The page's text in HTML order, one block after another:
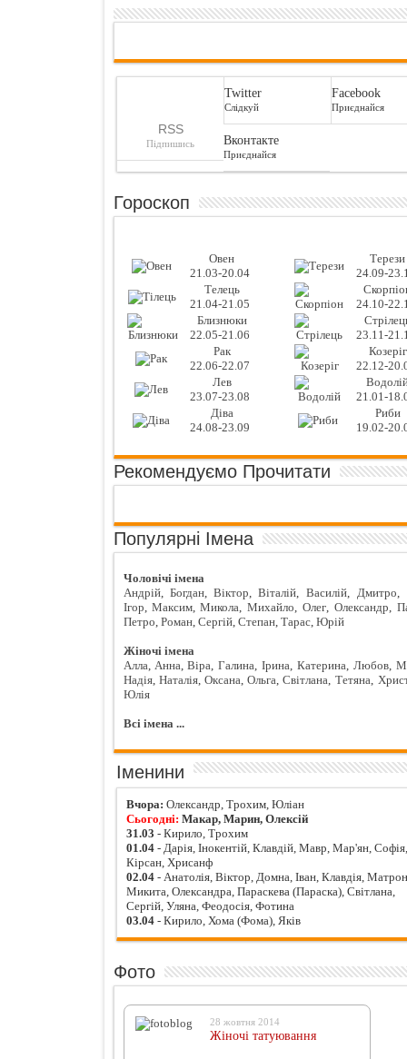
RSS
Підпишись
Twitter
Слідкуй
Facebook
Приєднайся
Вконтакте
Приєднайся
Гороскоп
Овен
21.03-20.04
Терези
24.09-
Телець
21.04-21.05
24.10-
Близнюки
22.05-21.06
23.11-
Рак
22.06-22.07
Козеріг
22.12-
Лев
23.07-23.08
21.01-
Діва
24.08-23.09
Риби
19.02-
Рекомендуємо Прочитати
Популярні Імена
Чоловічі імена
Андрій, Богдан, Віктор, Віталій, Василій, Дмитро,
Ігор, Максим, Микола, Михайло, Олег, Олександр,
Петро, Роман, Сергій, Степан, Тарас, Юрій
Жіночі імена
Алла, Анна, Віра, Галина, Ірина, Катерина, Любов,
Надія, Наталія, Оксана, Ольга, Світлана, Тетяна,
Юлія
Всі імена ...
Іменини
Вчора: Олександр, Трохим, Юліан
Сьогодні: Макар, Марин, Олексій
31.03 - Кирило, Трохим
01.04 - Дарія, Інокентій, Клавдій, Мавр, Мар'ян, Софія,
Кірсан, Хрисанф
02.04 - Анатолія, Віктор, Домна, Іван, Клавдія,
Микита, Олександра, Параскева (Параска), Світлана,
Сергій, Уляна, Феодосія, Фотина
03.04 - Кирило, Хома (Фома), Яків
Фото
28 жовтня 2014
Жіночі татуювання